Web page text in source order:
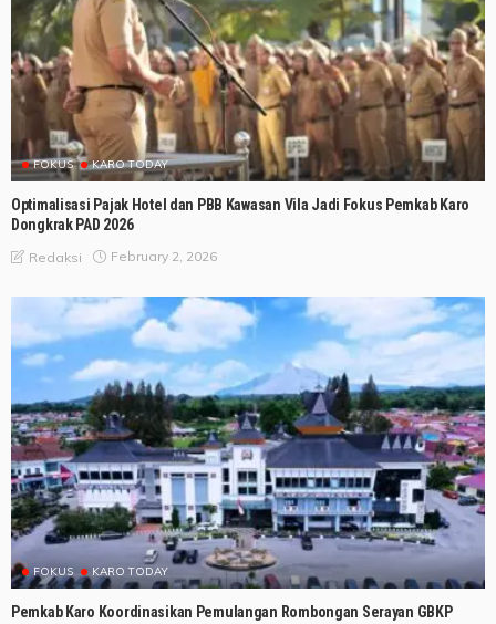
FOKUS KARO TODAY
Optimalisasi Pajak Hotel dan PBB Kawasan Vila Jadi Fokus Pemkab Karo
Dongkrak PAD 2026
Redaksi February 2, 2026
FOKUS KARO TODAY
Pemkab Karo Koordinasikan Pemulangan Rombongan Serayan GBKP